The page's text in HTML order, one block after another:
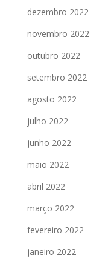
dezembro 2022
novembro 2022
outubro 2022
setembro 2022
agosto 2022
julho 2022
junho 2022
maio 2022
abril 2022
março 2022
fevereiro 2022
janeiro 2022